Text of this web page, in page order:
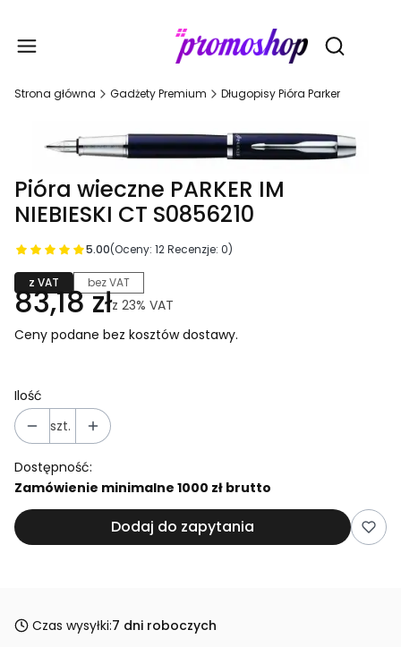
Otwórz
Strona główna Gadżety Premium Długopisy Pióra Parker
Pióra wieczne PARKER IM
NIEBIESKI CT S0856210
5.00(Oceny: 12 Recenzje: 0)
z VAT bez VAT
83,18 złz 23% VAT
Ceny podane bez kosztów dostawy.
Ilość
szt.
Dostępność:
Zamówienie minimalne 1000 zł brutto
Dodaj do zapytania
Czas wysyłki:7 dni roboczych